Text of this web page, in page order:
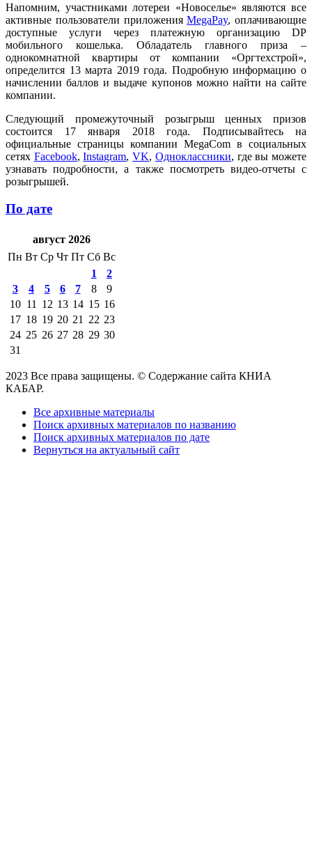
Напомним, участниками лотереи «Новоселье» являются все
активные пользователи приложенияMegaPay, оплачивающие
доступные услуги через платежную организацию DP
мобильного кошелька. Обладатель главного приза –
однокомнатной квартиры от компании «Оргтехстрой»,
определится 13 марта 2019 года. Подробную информацию о
начислении баллов и выдаче купонов можно найти на сайте
компании.
Следующий промежуточный розыгрыш ценных призов
состоится 17 января 2018 года. Подписывайтесь на
официальные страницы компании MegaCom в социальных
сетях Facebook,Instagram,VK, Одноклассники, где вы можете
узнавать подробности, а также посмотреть видео-отчеты с
розыгрышей.
По дате
август 2026
Пн Вт Ср Чт Пт Сб Вс
1
2
3
4 5 6 7 8
9
10 11 12 13 14 15 16
17 18 19 20 21 22 23
24 25 26 27 28 29 30
31
2023 Все права защищены. © Содержание сайта КНИА
КАБАР.
Все архивные материалы
Поиск архивных материалов по названию
Поиск архивных материалов по дате
Вернуться на актуальный сайт